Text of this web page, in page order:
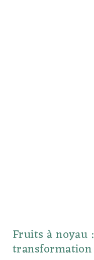
Fruits à noyau
transformation